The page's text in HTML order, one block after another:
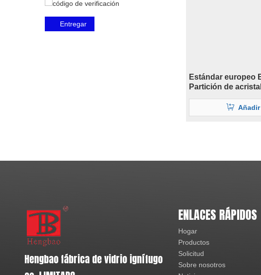
Entregar
Estándar europeo
Partición de
Hengbao fábrica de vidrio ignífugo
ENLACES RÁPIDOS
Hogar
Productos
Solicitud
Sobre nosotros